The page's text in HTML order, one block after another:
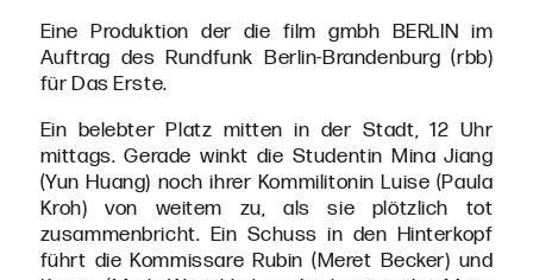
Eine Produktion der die film gmbh BERLIN im
Auftrag des Rundfunk Berlin-Brandenburg (rbb)
für Das Erste.
Ein belebter Platz mitten in der Stadt, 12 Uhr
mittags. Gerade winkt die Studentin Mina Jiang
(Yun Huang) noch ihrer Kommilitonin Luise (Paula
Kroh) von weitem zu, als sie plötzlich tot
zusammenbricht. Ein Schuss in den Hinterkopf
führt die Kommissare Rubin (Meret Becker) und